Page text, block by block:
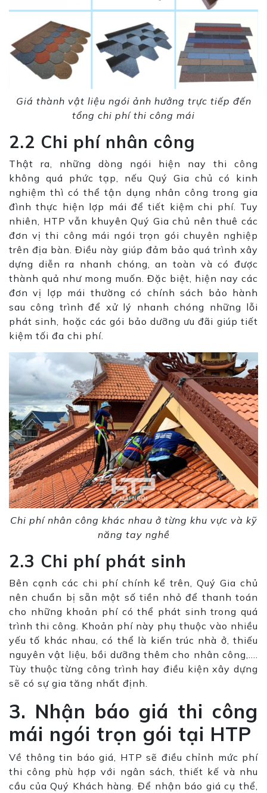
Giá thành vật liệu ngói ảnh hưởng trực tiếp đến
tổng chi phí thi công mái
2.2 Chi phí nhân công
Thật ra, những dòng ngói hiện nay thi công
không quá phức tạp, nếu Quý Gia chủ có kinh
nghiệm thì có thể tận dụng nhân công trong gia
đình thực hiện lợp mái để tiết kiệm chi phí. Tuy
nhiên, HTP vẫn khuyên Quý Gia chủ nên thuê các
đơn vị thi công mái ngói trọn gói chuyên nghiệp
trên địa bàn. Điều này giúp đảm bảo quá trình xây
dựng diễn ra nhanh chóng, an toàn và có được
thành quả như mong muốn. Đặc biệt, hiện nay các
đơn vị lợp mái thường có chính sách bảo hành
sau công trình để xử lý nhanh chóng những lỗi
phát sinh, hoặc các gói bảo dưỡng ưu đãi giúp tiết
kiệm tối đa chi phí.
Chi phí nhân công khác nhau ở từng khu vực và kỹ
năng tay nghề
2.3 Chi phí phát sinh
Bên cạnh các chi phí chính kể trên, Quý Gia chủ
nên chuẩn bị sẵn một số tiền nhỏ để thanh toán
cho những khoản phí có thể phát sinh trong quá
trình thi công. Khoản phí này phụ thuộc vào nhiều
yếu tố khác nhau, có thể là kiến trúc nhà ở, thiếu
nguyên vật liệu, bồi dưỡng thêm cho nhân công,….
Tùy thuộc từng công trình hay điều kiện xây dựng
sẽ có sự gia tăng nhất định.
3. Nhận báo giá thi công
mái ngói trọn gói tại HTP
Về thông tin báo giá, HTP sẽ điều chỉnh mức phí
thi công phù hợp với ngân sách, thiết kế và nhu
cầu của Quý Khách hàng. Để nhận báo giá cụ thể,